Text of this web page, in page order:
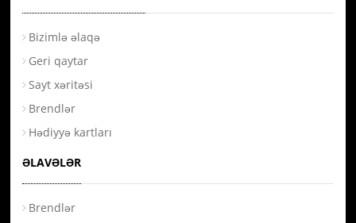
Bizimlə əlaqə
Geri qaytar
Sayt xəritəsi
Brendlər
Hədiyyə kartları
ƏLAVƏLƏR
Brendlər